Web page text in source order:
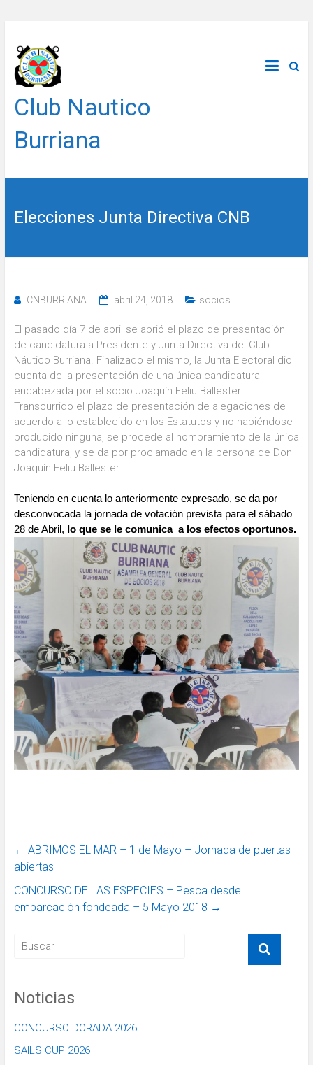
contenido
Club Nautico
Burriana
Elecciones Junta Directiva CNB
CNBURRIANA abril 24, 2018 socios
El pasado día 7 de abril se abrió el plazo de presentación
de candidatura a Presidente y Junta Directiva del Club
Náutico Burriana. Finalizado el mismo, la Junta Electoral dio
cuenta de la presentación de una única candidatura
encabezada por el socio Joaquín Feliu Ballester.
Transcurrido el plazo de presentación de alegaciones de
acuerdo a lo establecido en los Estatutos y no habiéndose
producido ninguna, se procede al nombramiento de la única
candidatura, y se da por proclamado en la persona de Don
Joaquín Feliu Ballester.
Teniendo en cuenta lo anteriormente expresado, se da por
desconvocada la jornada de votación prevista para el sábado
28 de Abril, lo que se le comunica a los efectos oportunos.
← ABRIMOS EL MAR – 1 de Mayo – Jornada de puertas
abiertas
CONCURSO DE LAS ESPECIES – Pesca desde
embarcación fondeada – 5 Mayo 2018 →
Noticias
CONCURSO DORADA 2026
SAILS CUP 2026